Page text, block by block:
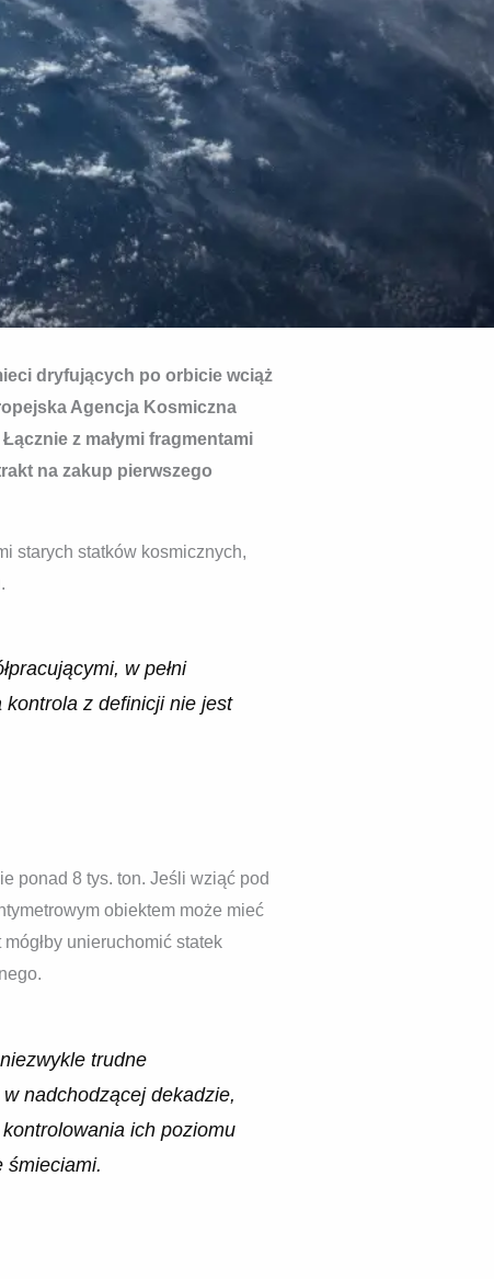
dryfujących po orbicie wciąż
Agencja Kosmiczna
z małymi fragmentami
na zakup pierwszego
starych statków kosmicznych,
w pełni
z definicji nie jest
ponad 8 tys. ton. Jeśli wziąć pod
obiektem może mieć
unieruchomić statek
trudne
nadchodzącej dekadzie,
ich poziomu
śmieciami.